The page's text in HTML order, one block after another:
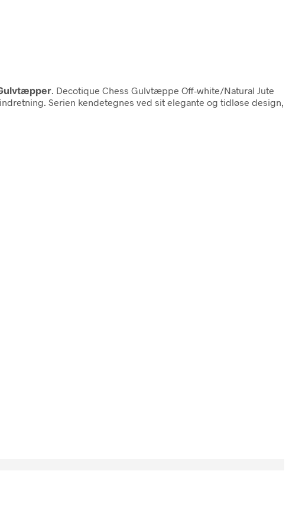
. Decotique Chess Gulvtæppe Off-white/Natural Jute
Serien kendetegnes ved sit elegante og tidløse design,